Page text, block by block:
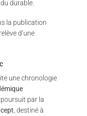
durable.
la publication
d’une
une chronologie
par la
, destiné à